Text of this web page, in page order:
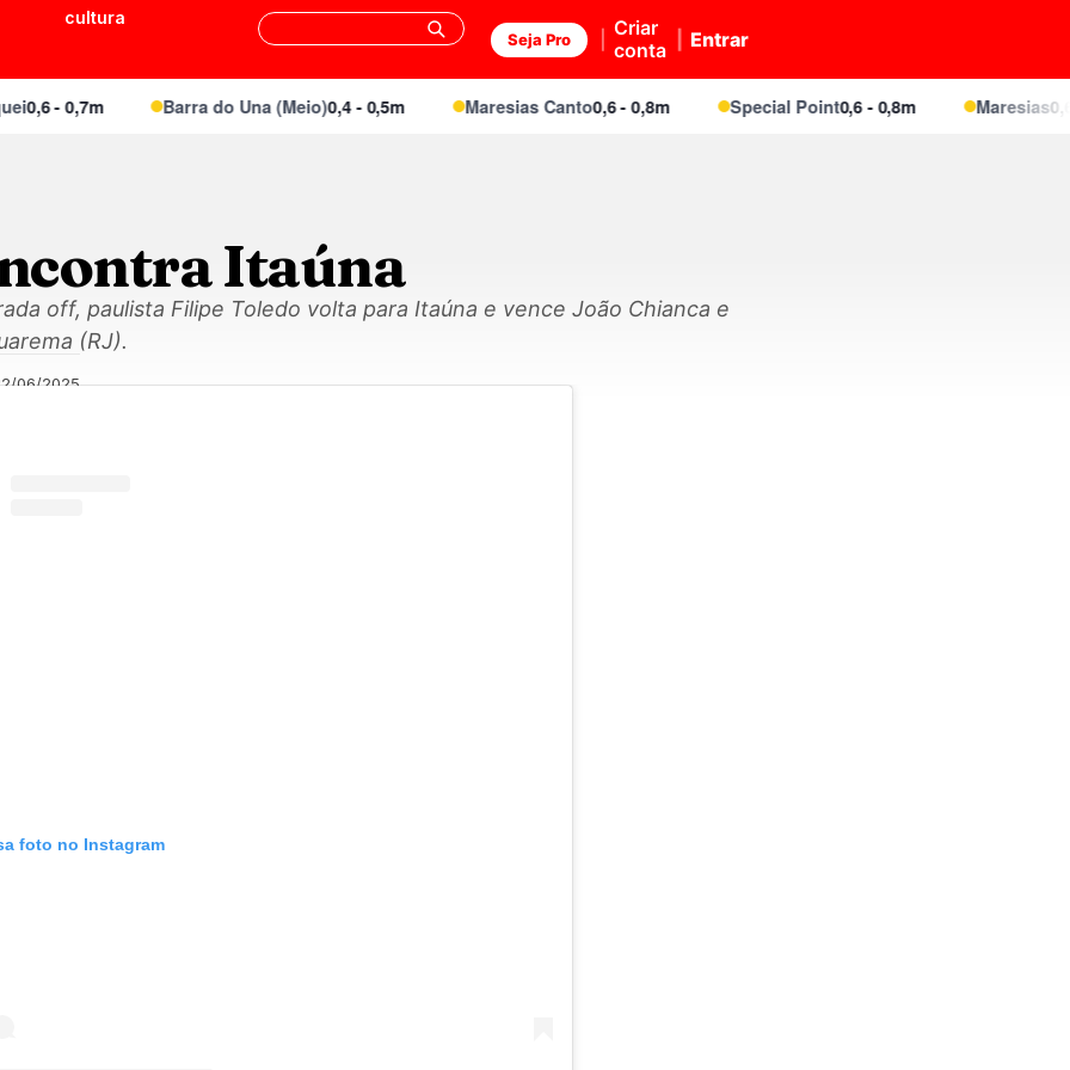
cultura
Seja Pro
Criar
conta
Entrar
- 0,7m Barra do Una (Meio)0,4 - 0,5m Maresias Canto0,6 - 0,8m Special Point0,6 - 0,8m Maresias0,6 -
Itaúna
off, paulista Filipe Toledo volta para Itaúna e vence João Chianca e
(RJ).
06/2025
foto no Instagram